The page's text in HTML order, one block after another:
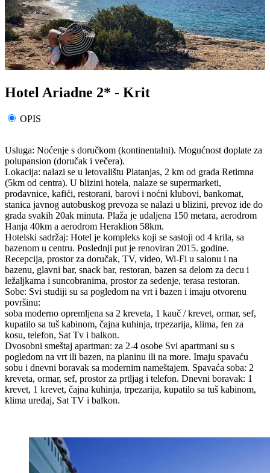
Hotel Ariadne 2* - Krit
OPIS
Usluga: Noćenje s doručkom (kontinentalni). Mogućnost doplate za
polupansion (doručak i večera).
Lokacija: nalazi se u letovalištu Platanjas, 2 km od grada Retimna
(5km od centra). U blizini hotela, nalaze se supermarketi,
prodavnice, kafići, restorani, barovi i noćni klubovi, bankomat,
stanica javnog autobuskog prevoza se nalazi u blizini, prevoz ide do
grada svakih 20ak minuta. Plaža je udaljena 150 metara, aerodrom
Hanja 40km a aerodrom Heraklion 58km.
Hotelski sadržaj: Hotel je kompleks koji se sastoji od 4 krila, sa
bazenom u centru. Poslednji put je renoviran 2015. godine.
Recepcija, prostor za doručak, TV, video, Wi-Fi u salonu i na
bazenu, glavni bar, snack bar, restoran, bazen sa delom za decu i
ležaljkama i suncobranima, prostor za sedenje, terasa restoran.
Sobe: Svi studiji su sa pogledom na vrt i bazen i imaju otvorenu
površinu:
soba moderno opremljena sa 2 kreveta, 1 kauč / krevet, ormar, sef,
kupatilo sa tuš kabinom, čajna kuhinja, trpezarija, klima, fen za
kosu, telefon, Sat Tv i balkon.
Dvosobni smeštaj apartman: za 2-4 osobe Svi apartmani su s
pogledom na vrt ili bazen, na planinu ili na more. Imaju spavaću
sobu i dnevni boravak sa modernim nameštajem. Spavaća soba: 2
kreveta, ormar, sef, prostor za prtljag i telefon. Dnevni boravak: 1
krevet, 1 krevet, čajna kuhinja, trpezarija, kupatilo sa tuš kabinom,
klima uređaj, Sat TV i balkon.